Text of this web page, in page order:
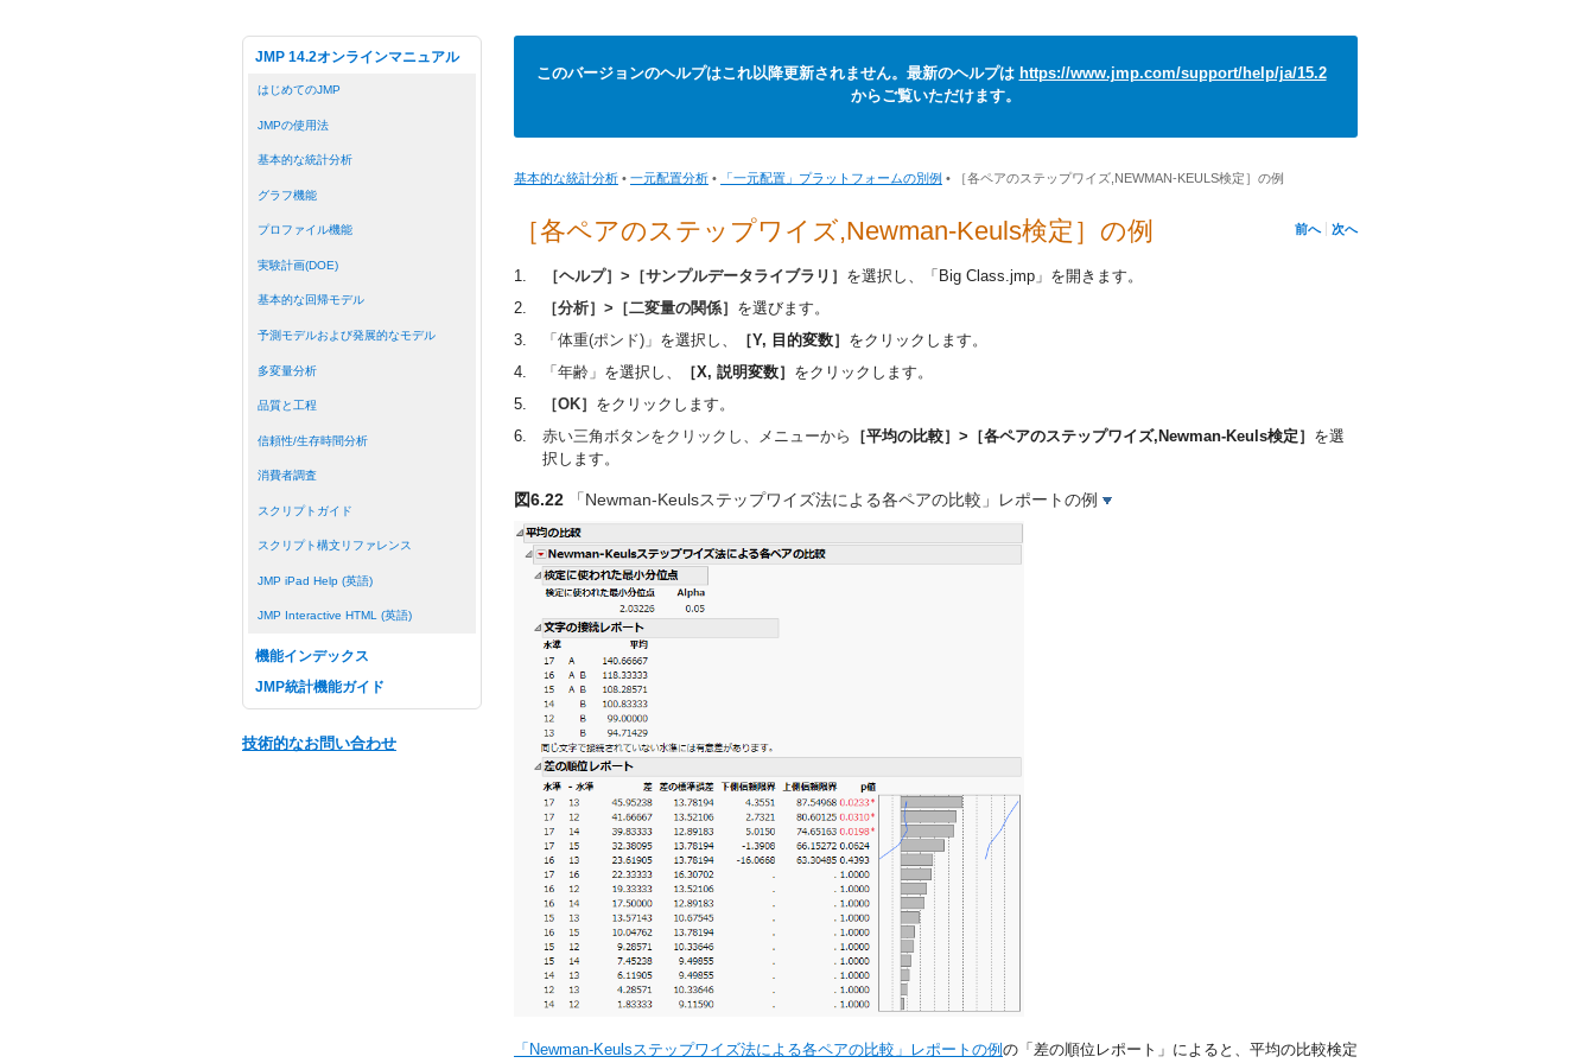
JMP 14.2オンラインマニュアル
はじめてのJMP
JMPの使用法
基本的な統計分析
グラフ機能
プロファイル機能
実験計画(DOE)
基本的な回帰モデル
予測モデルおよび発展的なモデル
多変量分析
品質と工程
信頼性/生存時間分析
消費者調査
スクリプトガイド
スクリプト構文リファレンス
JMP iPad Help (英語)
JMP Interactive HTML (英語)
機能インデックス
JMP統計機能ガイド
技術的なお問い合わせ
このバージョンのヘルプはこれ以降更新されません。最新のヘルプは https://www.jmp.com/support/help/ja/15.2
からご覧いただけます。
基本的な統計分析 • 一元配置分析 • 「一元配置」プラットフォームの別例 • ［各ペアのステップワイズ,NEWMAN-KEULS検定］の例
前へ 次へ
［各ペアのステップワイズ,Newman-Keuls検定］の例
1. ［ヘルプ］>［サンプルデータライブラリ］ を選択し、 「Big Class.jmp」 を開きます。
2.
［分析］>［二変量の関係］ を選びます。
3.
「体重(ポンド)」 を選択し、 ［Y, 目的変数］ をクリックします。
4.
「年齢」 を選択し、 ［X, 説明変数］ をクリックします。
5.
［OK］ をクリックします。
6.
赤い三角ボタンをクリックし、メニューから ［平均の比較］>［各ペアのステップワイズ,Newman-Keuls検定］ を選
択します。
図6.22 「Newman-Keulsステップワイズ法による各ペアの比較」レポートの例
「Newman-Keulsステップワイズ法による各ペアの比較」レポートの例 の「差の順位レポート」によると、平均の比較検定